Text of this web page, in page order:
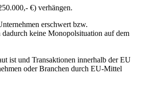
€) verhängen.
erschwert bzw.
keine Monopolsituation auf dem
ist und Transaktionen innerhalb der EU
oder Branchen durch EU-Mittel